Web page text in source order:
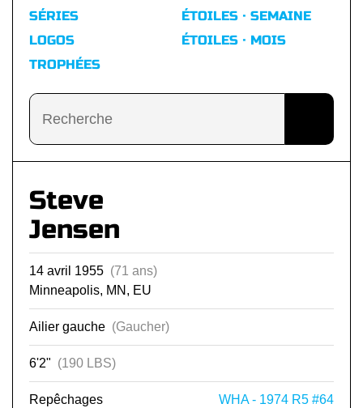
SÉRIES
LOGOS
TROPHÉES
ÉTOILES · SEMAINE
ÉTOILES · MOIS
Steve
Jensen
14 avril 1955 (71 ans)
Minneapolis, MN, EU
Ailier gauche (Gaucher)
6'2" (190 LBS)
Repêchages WHA - 1974 R5 #64